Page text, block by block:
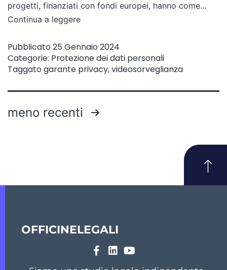
progetti, finanziati con fondi europei, hanno come…
Continua a leggere
Pubblicato25 Gennaio 2024
Categorie: Protezione dei dati personali
Taggatogarante privacy,videosorveglianza
meno recenti
OFFICINELEGALI